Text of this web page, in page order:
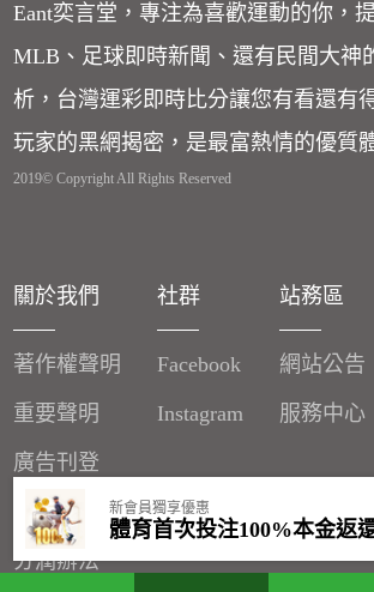
新會員獨享優惠
體育首次投注100%本金返
Eant奕言堂，專注為喜歡運動的你，
MLB、足球即時新聞、還有民間大神
析，台灣運彩即時比分讓您有看還有
玩家的黑網揭密，是最富熱情的優質
2019© Copyright All Rights Reserved
關於我們
著作權聲明
重要聲明
廣告刊登
客服信箱
分潤辦法
社群
Facebook
Instagram
站務區
網站公告
服務中心